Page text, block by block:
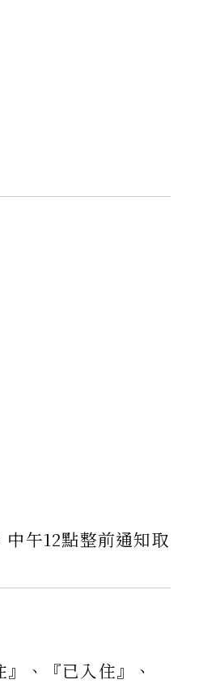
午12點整前通知取
、『已入住』、